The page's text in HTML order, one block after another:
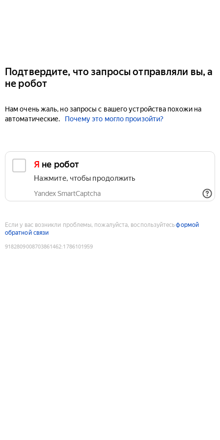
Подтвердите, что запросы отправляли вы, а
не робот
Нам очень жаль, но запросы с вашего устройства похожи на
автоматические.
Почему это могло произойти?
Я не робот
Нажмите, чтобы продолжить
Yandex SmartCaptcha
Если у вас возникли проблемы, пожалуйста, воспользуйтесьформой
обратной связи
9182809008703861462:1786101959